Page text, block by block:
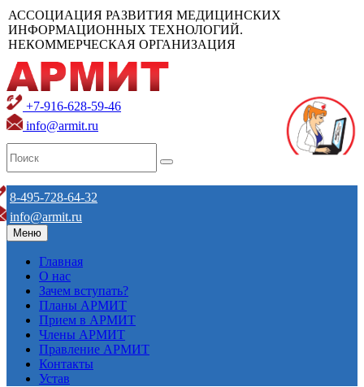
АССОЦИАЦИЯ РАЗВИТИЯ МЕДИЦИНСКИХ
ИНФОРМАЦИОННЫХ ТЕХНОЛОГИЙ.
НЕКОММЕРЧЕСКАЯ ОРГАНИЗАЦИЯ
+7-916-628-59-46
info@armit.ru
8-495-728-64-32
info@armit.ru
Меню
Главная
О нас
Зачем вступать?
Планы АРМИТ
Прием в АРМИТ
Члены АРМИТ
Правление АРМИТ
Контакты
Устав